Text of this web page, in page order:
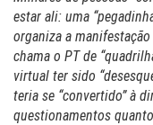
estar ali: uma
organiza a
chama o PT de
virtual ter sido
teria se “convertido” à
questionamentos